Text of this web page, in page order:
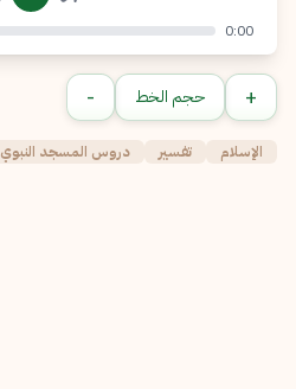
إرسال إلغاء
0:00
+ حجم الخط -
الإسلام تفسير دروس المسجد النبوي